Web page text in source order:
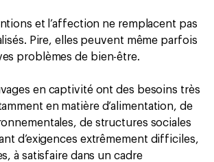
et l’affection ne remplacent pas
Pire, elles peuvent même parfois
problèmes de bien-être.
en captivité ont des besoins très
en matière d’alimentation, de
de structures sociales
d’exigences extrêmement difficiles,
à satisfaire dans un cadre